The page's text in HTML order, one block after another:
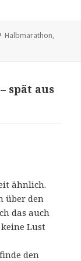
Schlagwörter
Halbmarathon,
spät aus
ähnlich.
über den
das auch
Lust
den